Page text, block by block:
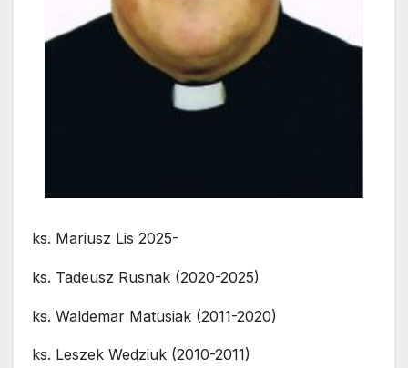
ks. Mariusz Lis 2025-
ks. Tadeusz Rusnak (2020-2025)
ks. Waldemar Matusiak (2011-2020)
ks. Leszek Wedziuk (2010-2011)